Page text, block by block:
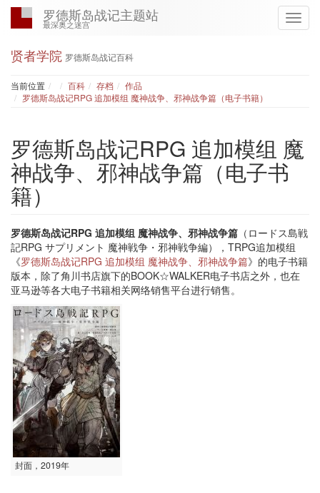
罗德斯岛战记主题站
最深奥之迷宫
贤者学院 罗德斯岛战记百科
当前位置 Home
百科 存档
作品
罗德斯岛战记RPG 追加模组 魔神战争、邪神战争篇（电子书籍）
罗德斯岛战记RPG 追加模组 魔
神战争、邪神战争篇（电子书
籍）
罗德斯岛战记RPG 追加模组 魔神战争、邪神战争篇 （ロードス島戦
記RPG サプリメント 魔神戦争・邪神戦争編），TRPG追加模组
《罗德斯岛战记RPG 追加模组 魔神战争、邪神战争篇》的电子书籍
版本，除了角川书店旗下的BOOK☆WALKER电子书店之外，也在
亚马逊等各大电子书籍相关网络销售平台进行销售。
封面，2019年